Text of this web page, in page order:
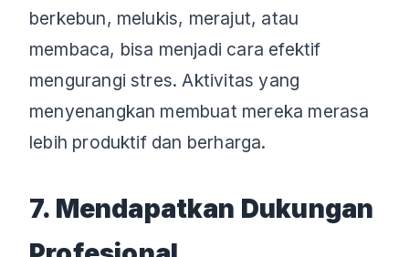
berkebun, melukis, merajut, atau
membaca, bisa menjadi cara efektif
mengurangi stres. Aktivitas yang
menyenangkan membuat mereka merasa
lebih produktif dan berharga.
7. Mendapatkan Dukungan